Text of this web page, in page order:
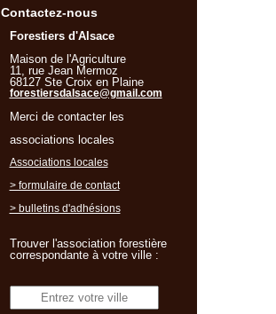
Contactez-nous
Forestiers d'Alsace
Maison de l'Agriculture
11, rue Jean Mermoz
68127 Ste Croix en Plaine
forestiersdalsace@gmail.com
Merci de contacter les
associations locales
Associations locales
> formulaire de contact
> bulletins d'adhésions
Trouver l'association forestière
correspondante à votre ville :